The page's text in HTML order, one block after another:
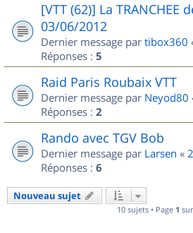
[VTT (62)] La TRANCHEE
03/06/2012
Dernier message par tibox360
Réponses : 5
Raid Paris Roubaix VTT
Dernier message par Neyod80
Réponses : 2
Rando avec TGV Bob
Dernier message par Larsen «
Réponses : 6
Nouveau sujet
10 sujets • Page 1 sur